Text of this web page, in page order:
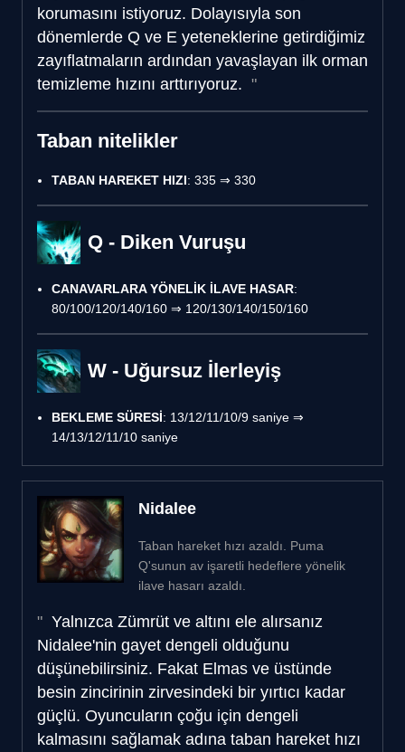
korumasını istiyoruz. Dolayısıyla son
dönemlerde Q ve E yeteneklerine getirdiğimiz
zayıflatmaların ardından yavaşlayan ilk orman
temizleme hızını arttırıyoruz.
Taban nitelikler
TABAN HAREKET HIZI: 335 ⇒ 330
Q - Diken Vuruşu
CANAVARLARA YÖNELİK İLAVE HASAR:
80/100/120/140/160 ⇒ 120/130/140/150/160
W - Uğursuz İlerleyiş
BEKLEME SÜRESİ: 13/12/11/10/9 saniye ⇒
14/13/12/11/10 saniye
Nidalee
Taban hareket hızı azaldı. Puma
Q'sunun av işaretli hedeflere yönelik
ilave hasarı azaldı.
Yalnızca Zümrüt ve altını ele alırsanız
Nidalee'nin gayet dengeli olduğunu
düşünebilirsiniz. Fakat Elmas ve üstünde
besin zincirinin zirvesindeki bir yırtıcı kadar
güçlü. Oyuncuların çoğu için dengeli
kalmasını sağlamak adına taban hareket hızı